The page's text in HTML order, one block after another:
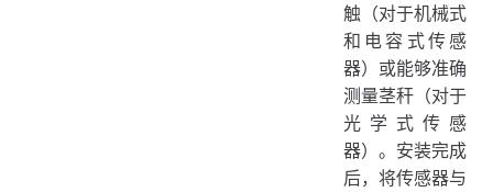
触（对于机械式
和电容式传感
器）或能够准确
测量茎秆（对于
光学式传感
器）。安装完成
后，将传感器与